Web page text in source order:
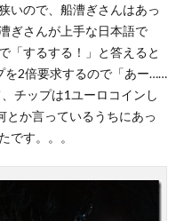
いので、船漕ぎさんはあっ
ぎさんが上手な日本語で
「するする！」と答えると
を2倍要求するので「あー……
チップは1ユーロコインし
か言っているうちにあっ
です。。。